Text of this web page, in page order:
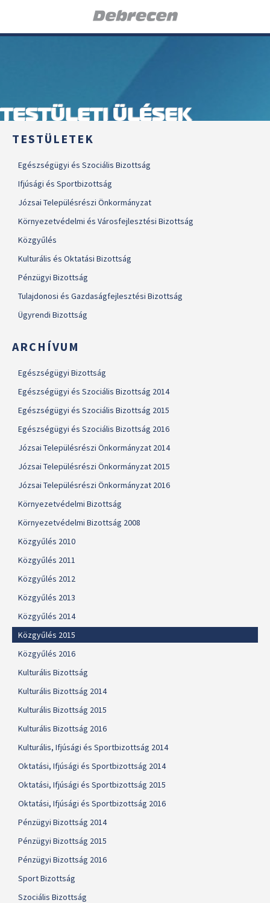
TESTÜLETI ÜLÉSEK
TESTÜLETEK
Egészségügyi és Szociális Bizottság
Ifjúsági és Sportbizottság
Józsai Településrészi Önkormányzat
Környezetvédelmi és Városfejlesztési Bizottság
Közgyűlés
Kulturális és Oktatási Bizottság
Pénzügyi Bizottság
Tulajdonosi és Gazdaságfejlesztési Bizottság
Ügyrendi Bizottság
ARCHÍVUM
Egészségügyi Bizottság
Egészségügyi és Szociális Bizottság 2014
Egészségügyi és Szociális Bizottság 2015
Egészségügyi és Szociális Bizottság 2016
Józsai Településrészi Önkormányzat 2014
Józsai Településrészi Önkormányzat 2015
Józsai Településrészi Önkormányzat 2016
Környezetvédelmi Bizottság
Környezetvédelmi Bizottság 2008
Közgyűlés 2010
Közgyűlés 2011
Közgyűlés 2012
Közgyűlés 2013
Közgyűlés 2014
Közgyűlés 2015
Közgyűlés 2016
Kulturális Bizottság
Kulturális Bizottság 2014
Kulturális Bizottság 2015
Kulturális Bizottság 2016
Kulturális, Ifjúsági és Sportbizottság 2014
Oktatási, Ifjúsági és Sportbizottság 2014
Oktatási, Ifjúsági és Sportbizottság 2015
Oktatási, Ifjúsági és Sportbizottság 2016
Pénzügyi Bizottság 2014
Pénzügyi Bizottság 2015
Pénzügyi Bizottság 2016
Sport Bizottság
Szociális Bizottság